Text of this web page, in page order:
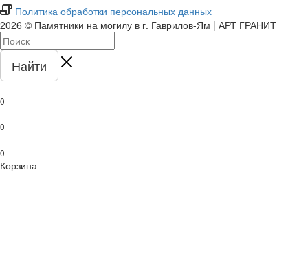
Политика обработки персональных данных
2026 © Памятники на могилу в г. Гаврилов-Ям | АРТ ГРАНИТ
Найти
0
0
0
Корзина